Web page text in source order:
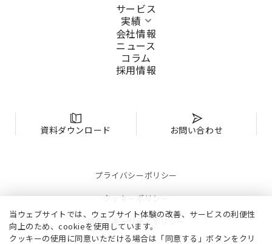
サービス
実績
会社情報
ニュース
コラム
採用情報
資料ダウンロード お問い合わせ
プライバシーポリシー
クッキーポリシー
情報セキュリティポリシー
当ウェブサイトでは、ウェブサイト体験の改善、サービスの利便性
向上のため、cookieを使用しています。
クッキーの使用に同意いただける場合は「同意する」ボタンをクリ